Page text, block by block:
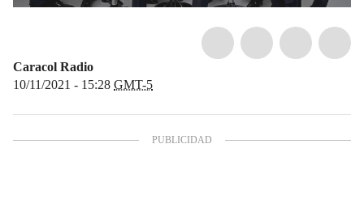
Caracol Radio
10/11/2021 - 15:28 GMT-5